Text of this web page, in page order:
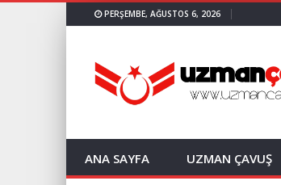
PERŞEMBE, AĞUSTOS 6, 2026
ANA SAYFA UZMAN ÇAVUŞ